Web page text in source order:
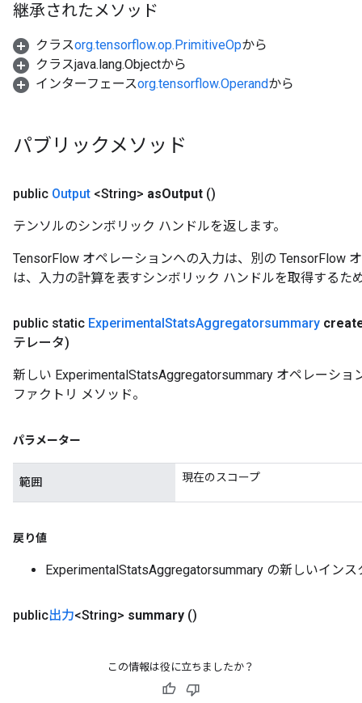
継承されたメソッド
クラスorg.tensorflow.op.PrimitiveOpから
クラスjava.lang.Objectから
インターフェースorg.tensorflow.Operandから
パブリックメソッド
public Output <String> asOutput ()
テンソルのシンボリック ハンドルを返します。
TensorFlow オペレーションへの入力は、別の TensorFlow
は、入力の計算を表すシンボリック ハンドルを取得するた
public static ExperimentalStatsAggregatorsummary
テレータ)
新しい ExperimentalStatsAggregatorsummary オペレーシ
ファクトリ メソッド。
パラメーター
範囲 現在のスコープ
戻り値
ExperimentalStatsAggregatorsummary の新しいインス
public出力<String> summary ()
この情報は役に立ちましたか？